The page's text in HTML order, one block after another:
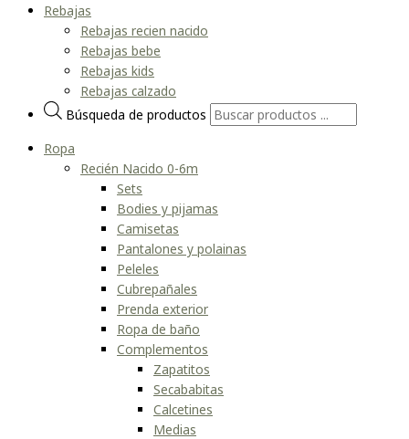
Rebajas
Rebajas recien nacido
Rebajas bebe
Rebajas kids
Rebajas calzado
Búsqueda de productos
Ropa
Recién Nacido 0-6m
Sets
Bodies y pijamas
Camisetas
Pantalones y polainas
Peleles
Cubrepañales
Prenda exterior
Ropa de baño
Complementos
Zapatitos
Secababitas
Calcetines
Medias